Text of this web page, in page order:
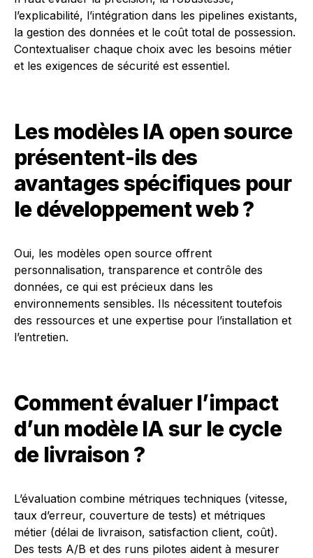
l’explicabilité, l’intégration dans les pipelines existants,
la gestion des données et le coût total de possession.
Contextualiser chaque choix avec les besoins métier
et les exigences de sécurité est essentiel.
Les modèles IA open source
présentent-ils des
avantages spécifiques pour
le développement web ?
Oui, les modèles open source offrent
personnalisation, transparence et contrôle des
données, ce qui est précieux dans les
environnements sensibles. Ils nécessitent toutefois
des ressources et une expertise pour l’installation et
l’entretien.
Comment évaluer l’impact
d’un modèle IA sur le cycle
de livraison ?
L’évaluation combine métriques techniques (vitesse,
taux d’erreur, couverture de tests) et métriques
métier (délai de livraison, satisfaction client, coût).
Des tests A/B et des runs pilotes aident à mesurer